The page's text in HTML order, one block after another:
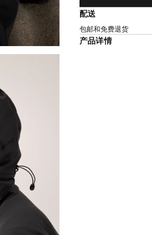
配送
包邮和免费退货
产品详情